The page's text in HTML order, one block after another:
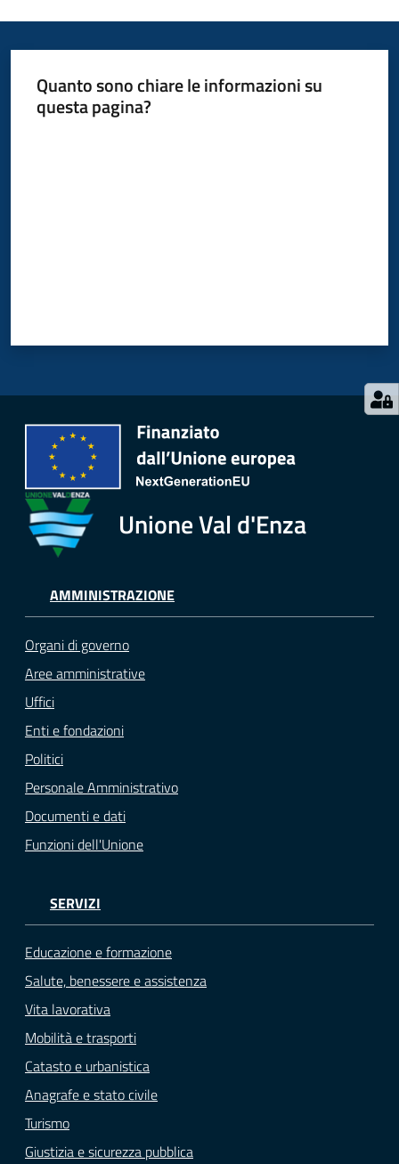
Quanto sono chiare le informazioni su
questa pagina?
Unione Val d'Enza
AMMINISTRAZIONE
Organi di governo
Aree amministrative
Uffici
Enti e fondazioni
Politici
Personale Amministrativo
Documenti e dati
Funzioni dell'Unione
SERVIZI
Educazione e formazione
Salute, benessere e assistenza
Vita lavorativa
Mobilità e trasporti
Catasto e urbanistica
Anagrafe e stato civile
Turismo
Giustizia e sicurezza pubblica